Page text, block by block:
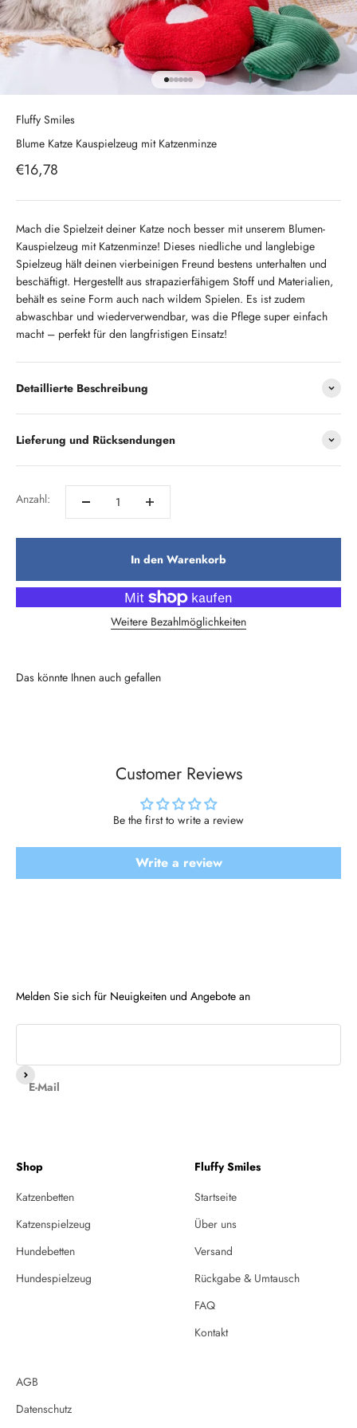
Gehe zu Element 1
Gehe zu Element 2
Gehe zu Element 3
Gehe zu Element 4
Gehe zu Element 5
Gehe zu Element 6
Fluffy Smiles
Blume Katze Kauspielzeug mit Katzenminze
Angebot
€16,78
Mach die Spielzeit deiner Katze noch besser mit unserem Blumen-
Kauspielzeug mit Katzenminze! Dieses niedliche und langlebige
Spielzeug hält deinen vierbeinigen Freund bestens unterhalten und
beschäftigt. Hergestellt aus strapazierfähigem Stoff und Materialien,
behält es seine Form auch nach wildem Spielen. Es ist zudem
abwaschbar und wiederverwendbar, was die Pflege super einfach
macht – perfekt für den langfristigen Einsatz!
Detaillierte Beschreibung
Lieferung und Rücksendungen
Anzahl:
In den Warenkorb
Weitere Bezahlmöglichkeiten
Customer Reviews
Be the first to write a review
Write a review
Melden Sie sich für Neuigkeiten und Angebote an
E-Mail
Abonnieren
Shop
Katzenbetten
Katzenspielzeug
Hundebetten
Hundespielzeug
Fluffy Smiles
Startseite
Über uns
Versand
Rückgabe & Umtausch
FAQ
Kontakt
AGB
Datenschutz